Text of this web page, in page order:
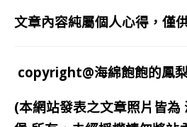
文章內容純屬個人心得，僅
copyright@海綿飽飽的鳳
(本網站發表之文章照片皆為